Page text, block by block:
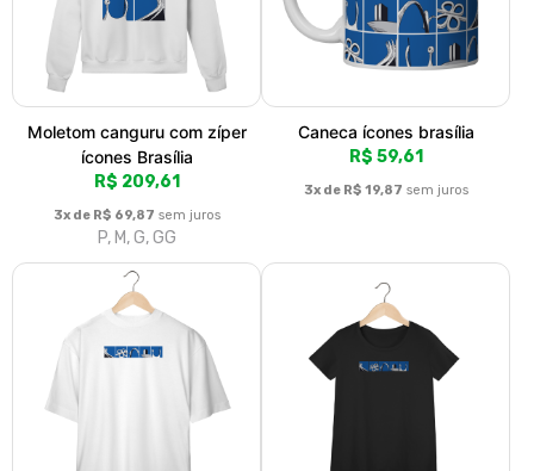
Moletom canguru com zíper
ícones Brasília
R$ 209,61
3x de R$ 69,87 sem juros
P, M, G, GG
Caneca ícones brasília
R$ 59,61
3x de R$ 19,87 sem juros